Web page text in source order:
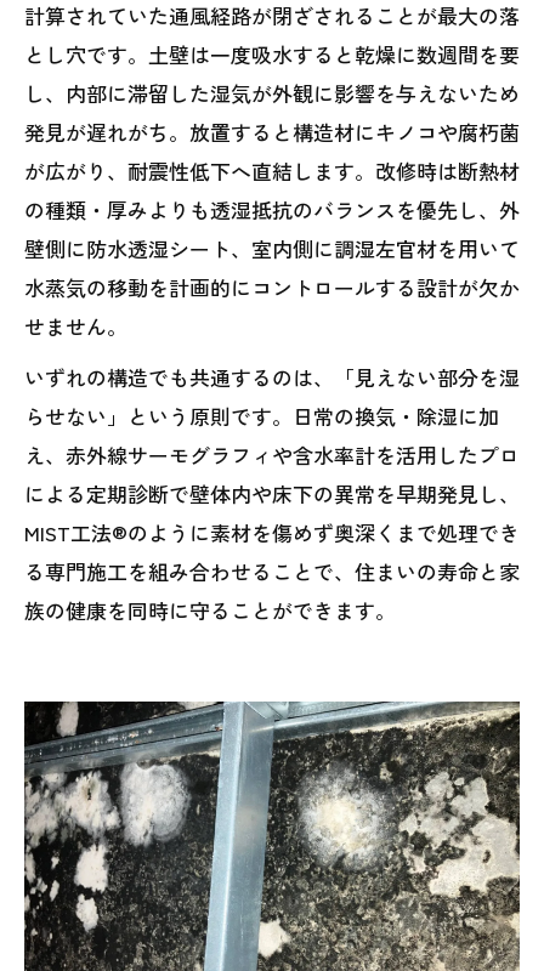
計算されていた通風経路が閉ざされることが最大の落
とし穴です。土壁は一度吸水すると乾燥に数週間を要
し、内部に滞留した湿気が外観に影響を与えないため
発見が遅れがち。放置すると構造材にキノコや腐朽菌
が広がり、耐震性低下へ直結します。改修時は断熱材
の種類・厚みよりも透湿抵抗のバランスを優先し、外
壁側に防水透湿シート、室内側に調湿左官材を用いて
水蒸気の移動を計画的にコントロールする設計が欠か
せません。
いずれの構造でも共通するのは、「見えない部分を湿
らせない」という原則です。日常の換気・除湿に加
え、赤外線サーモグラフィや含水率計を活用したプロ
による定期診断で壁体内や床下の異常を早期発見し、
MIST工法®のように素材を傷めず奥深くまで処理でき
る専門施工を組み合わせることで、住まいの寿命と家
族の健康を同時に守ることができます。